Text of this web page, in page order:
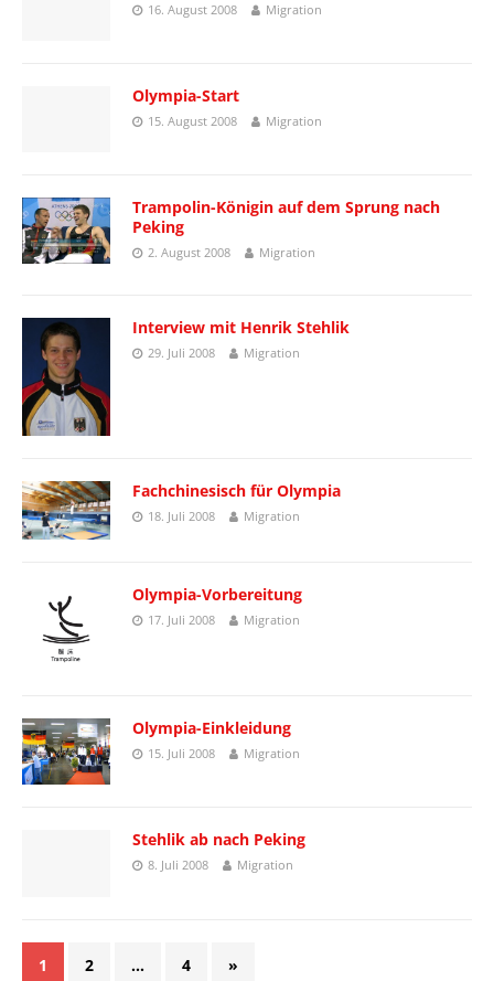
16. August 2008 Migration
Olympia-Start
15. August 2008 Migration
Trampolin-Königin auf dem Sprung nach
Peking
2. August 2008 Migration
Interview mit Henrik Stehlik
29. Juli 2008 Migration
Fachchinesisch für Olympia
18. Juli 2008 Migration
Olympia-Vorbereitung
17. Juli 2008 Migration
Olympia-Einkleidung
15. Juli 2008 Migration
Stehlik ab nach Peking
8. Juli 2008 Migration
1 2 … 4 »